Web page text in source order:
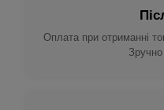
Оплата при отриманні
Зручно